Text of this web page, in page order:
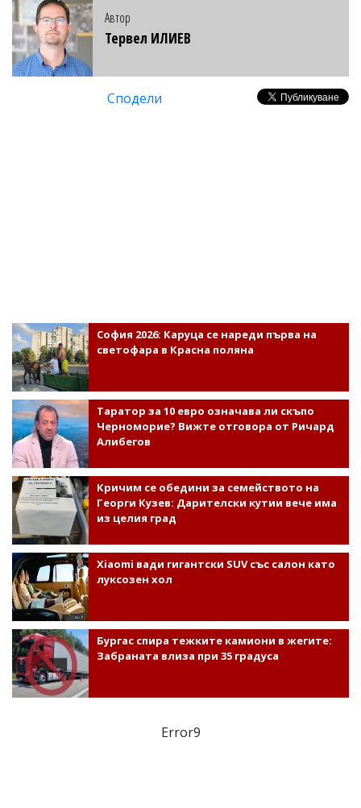
Автор
Тервел ИЛИЕВ
Сподели
София 2026: Каруца се нареди първа на
светофара в Красна поляна
Таратор за 10 евро означава ли скъпо
Черноморие? Вижте отговора от Ричард
Алибегов
Кричим се обедини за семейството на
Георги Кузев: Дарителски кутии вече има
из целия град
Xiaomi вади гигантски SUV със салон като
луксозен хол
Бургас спира тежките камиони в жегите:
Забраната влиза при 35 градуса
Error9